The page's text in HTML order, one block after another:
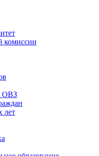
комиссии
ОВЗ
лет